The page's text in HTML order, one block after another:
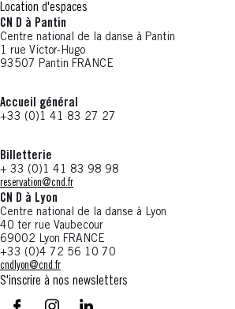
Location d'espaces
CN D à Pantin
Centre national de la danse à Pantin
1 rue Victor-Hugo
93507 Pantin FRANCE
Accueil général
+33 (0)1 41 83 27 27
Billetterie
+ 33 (0)1 41 83 98 98
reservation@cnd.fr
CN D à Lyon
Centre national de la danse à Lyon
40 ter rue Vaubecour
69002 Lyon FRANCE
+33 (0)4 72 56 10 70
cndlyon@cnd.fr
S'inscrire à nos newsletters